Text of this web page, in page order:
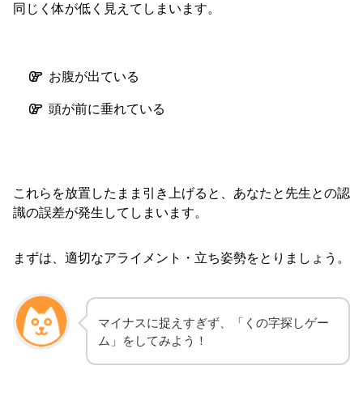
同じく体が低く見えてしまいます。
お腹が出ている
頭が前に垂れている
これらを放置したまま引き上げると、あなたと先生との認
識の誤差が発生してしまいます。
まずは、適切なアライメント・立ち姿勢をとりましょう。
マイナスに捉えすぎず、「くの字探しゲー
ム」をしてみよう！